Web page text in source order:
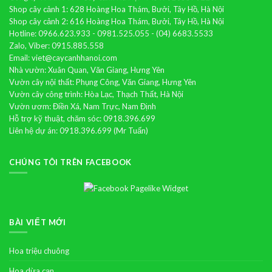
Shop cây cảnh 1: 628 Hoàng Hoa Thám, Bưởi, Tây Hồ, Hà Nội
Shop cây cảnh 2: 616 Hoàng Hoa Thám, Bưởi, Tây Hồ, Hà Nội
Hotline: 0966.623.933 - 0981.525.055 - (04) 6683.5533
Zalo, Viber: 0915.885.558
Email: viet@caycanhhanoi.com
Nhà vườn: Xuân Quan, Văn Giang, Hưng Yên
Vườn cây nội thất: Phụng Công, Văn Giang, Hưng Yên
Vườn cây công trình: Hòa Lạc, Thạch Thất, Hà Nội
Vườn ươm: Điền Xá, Nam Trực, Nam Định
Hỗ trợ kỹ thuật, chăm sóc: 0918.396.699
Liên hệ dự án: 0918.396.699 (Mr Tuấn)
CHÚNG TÔI TRÊN FACEBOOK
BÀI VIẾT MỚI
Hoa triệu chuông